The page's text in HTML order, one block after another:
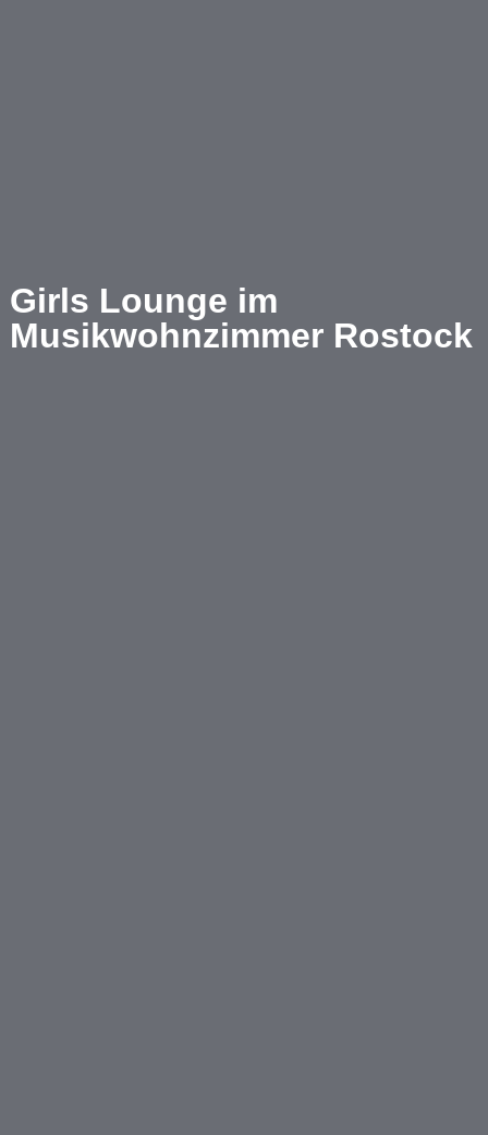
Girls Lounge im
Musikwohnzimmer Rostock